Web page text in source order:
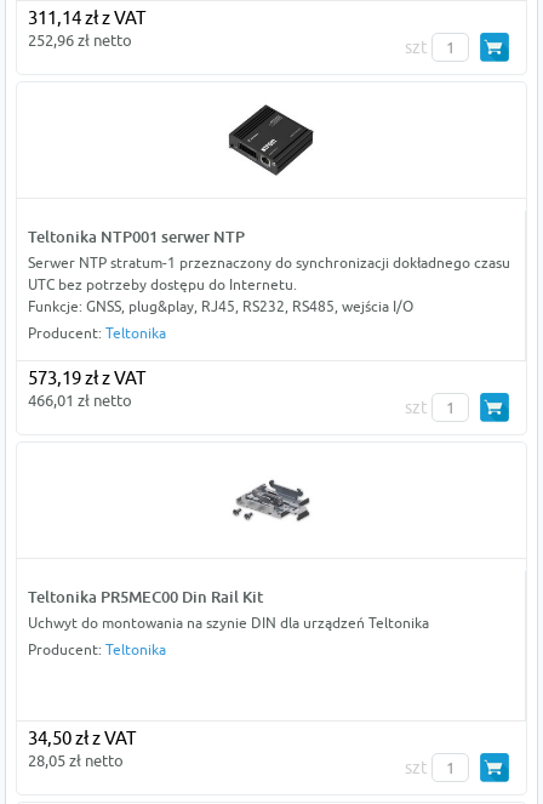
311,14 zł z VAT
252,96 zł netto szt
Teltonika NTP001 serwer NTP
Serwer NTP stratum-1 przeznaczony do synchronizacji dokładnego czasu
UTC bez potrzeby dostępu do Internetu.
Funkcje: GNSS, plug&play, RJ45, RS232, RS485, wejścia I/O
Producent: Teltonika
573,19 zł z VAT
466,01 zł netto szt
Teltonika PR5MEC00 Din Rail Kit
Uchwyt do montowania na szynie DIN dla urządzeń Teltonika
Producent: Teltonika
34,50 zł z VAT
28,05 zł netto szt